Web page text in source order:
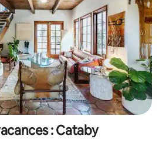
: Cataby